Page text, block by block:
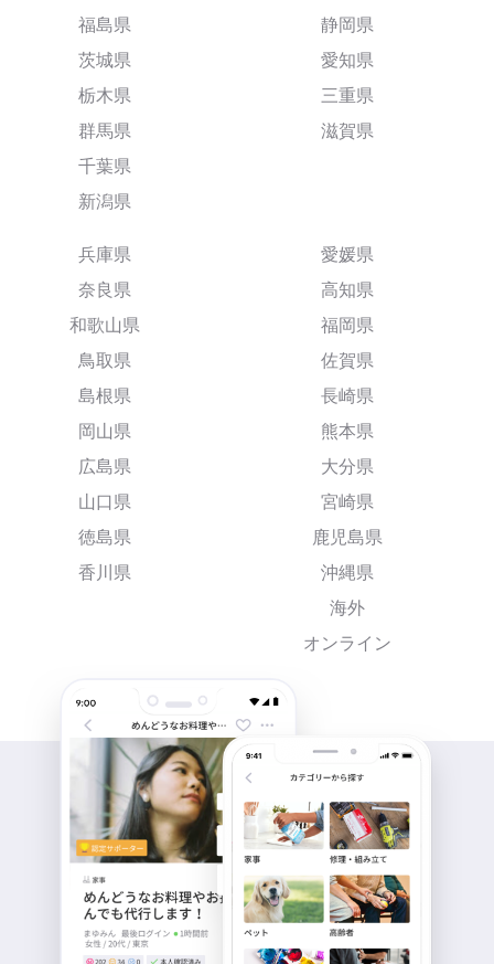
福島県
茨城県
栃木県
群馬県
千葉県
新潟県
静岡県
愛知県
三重県
滋賀県
兵庫県
奈良県
和歌山県
鳥取県
島根県
岡山県
広島県
山口県
徳島県
香川県
愛媛県
高知県
福岡県
佐賀県
長崎県
熊本県
大分県
宮崎県
鹿児島県
沖縄県
海外
オンライン